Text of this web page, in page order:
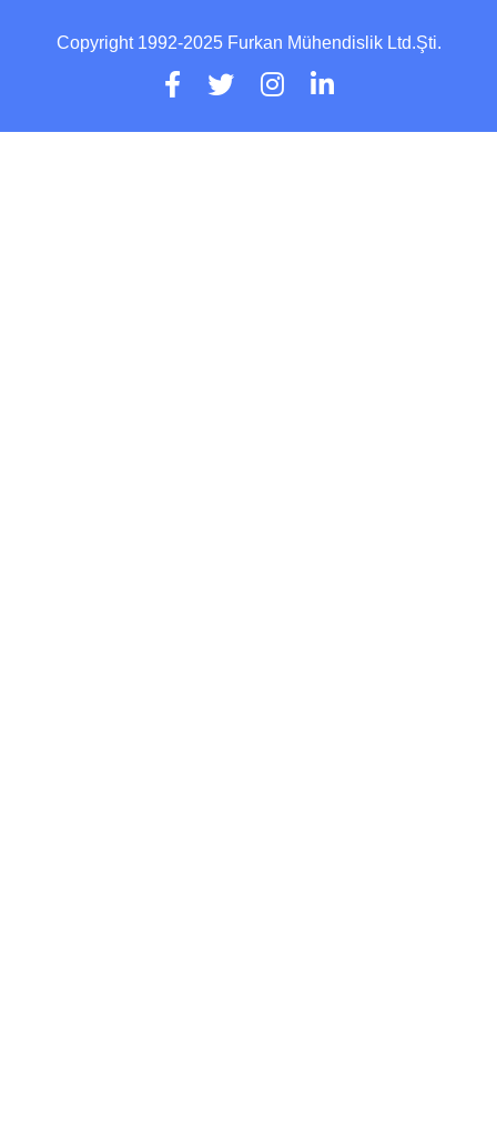
Copyright 1992-2025 Furkan Mühendislik Ltd.Şti.